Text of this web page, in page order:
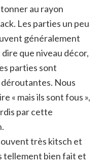
au rayon
Les parties un peu
généralement
que niveau décor,
parties sont
Nous
« mais ils sont fous »,
par cette
très kitsch et
tellement bien fait et